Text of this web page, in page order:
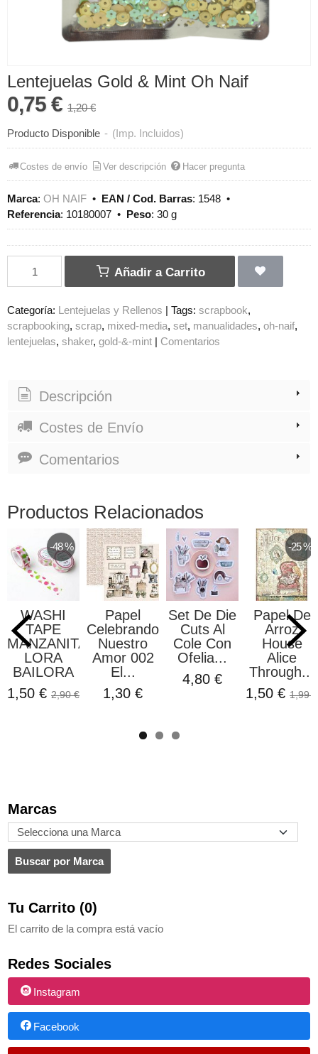
Marcas
Tu Carrito (0)
El carrito de la compra está vacío
Redes Sociales
Instagram
Facebook
Lentejuelas Gold & Mint Oh Naif
0,75 € 1,20 €
Producto Disponible - (Imp. Incluidos)
Costes de envío Ver descripción Hacer pregunta
Marca: OH NAIF • EAN / Cod. Barras: 1548 •
Referencia: 10180007 • Peso: 30 g
Añadir a Carrito
Categoría: Lentejuelas y Rellenos Tags: scrapbook
scrapbooking scrap mixed-media set manualidades oh-naif
lentejuelas shaker gold-&-mint Comentarios
Descripción
Costes de Envío
Comentarios
Productos Relacionados
-48 %
WASHI
TAPE
MANZANITAS
LORA
BAILORA
1,50 € 2,90 €
Papel
Celebrando
Nuestro
Amor 002
El...
1,30 €
Set De Die
Cuts Al
Cole Con
Ofelia...
4,80 €
-25 %
Papel De
Arroz
House
Alice
Through...
1,50 € 1,99 €